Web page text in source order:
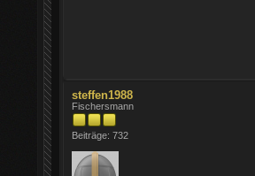
steffen1988
Fischersmann
Beiträge: 732